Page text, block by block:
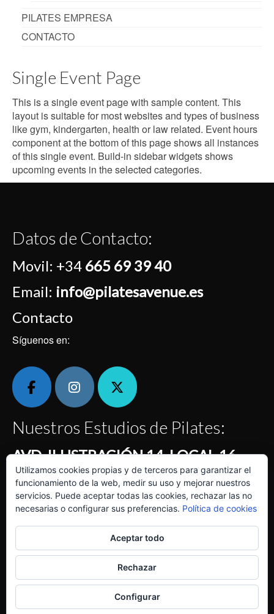
PILATES EMPRESA
CONTACTO
Single Event Page
This is a single event page with sample content. This
layout is suitable for most websites and types of business
like gym, kindergarten, health or law related. Event hours
component at the bottom of this page shows all instances
of this single event. Build-in sidebar widgets shows
upcoming events in the selected categories.
Datos de Contacto:
Movil: +34 665 69 39 40
Email: info@pilatesavenue.es
Contacto
Síguenos en:
Nuestros Estudios de Pilates:
AVD. ILUSTRACIÓN 14, LOCAL 16
Centro Comercial Montecanal Horario: de 7:30 a 22
horas
Calle KENTYA, LOCAL 7
En los bajos de la Clínica Quirón La Floresta Horario: de
7:30 a 22 horas
Inicio Localiza nuestro centro de Pilates BLOG
© 2026 Pilates Avenue Zaragoza | Powered by
Utilizamos cookies propias y de terceros para garantizar el
funcionamiento de la web, medir su uso y mejorar nuestros
servicios. Puede aceptar todas las cookies, rechazar las no
necesarias o configurar sus preferencias. Política de cookies
Aceptar todo
Rechazar
Configurar